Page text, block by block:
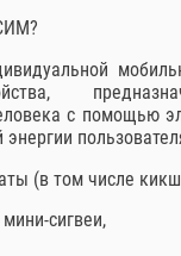
с помощью
(в том числе
сигвеи,